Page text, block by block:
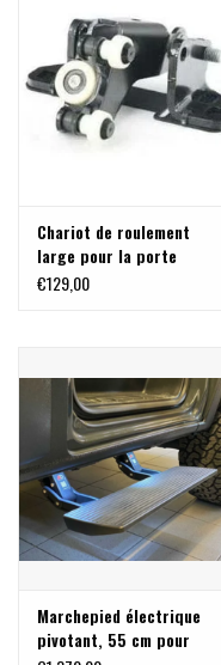
Chariot de roulement
large pour la porte
coulissante droite du
€129,00
Marchepied électrique
pivotant, 55 cm pour